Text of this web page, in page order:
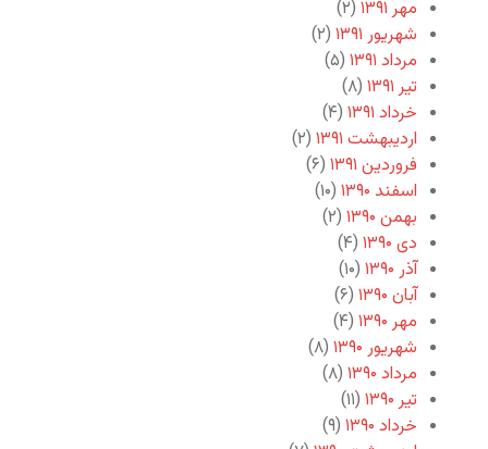
مهر ۱۳۹۱
(۲)
شهریور ۱۳۹۱
(۲)
مرداد ۱۳۹۱
(۵)
تیر ۱۳۹۱
(۸)
خرداد ۱۳۹۱
(۴)
اردیبهشت ۱۳۹۱
(۲)
فروردین ۱۳۹۱
(۶)
اسفند ۱۳۹۰
(۱۰)
بهمن ۱۳۹۰
(۲)
دی ۱۳۹۰
(۴)
آذر ۱۳۹۰
(۱۰)
آبان ۱۳۹۰
(۶)
مهر ۱۳۹۰
(۴)
شهریور ۱۳۹۰
(۸)
مرداد ۱۳۹۰
(۸)
تیر ۱۳۹۰
(۱۱)
خرداد ۱۳۹۰
(۹)